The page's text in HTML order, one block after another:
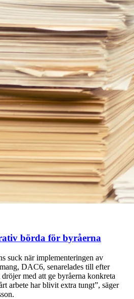
börda för byråerna
suck när implementeringen av
DAC6, senarelades till efter
med att ge byråerna konkreta
arbete har blivit extra tungt”, säger